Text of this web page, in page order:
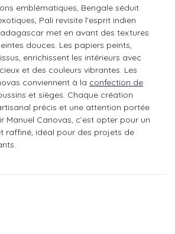
emblématiques, Bengale séduit
Pali revisite l’esprit indien
met en avant des textures
douces. Les papiers peints,
enrichissent les intérieurs avec
et des couleurs vibrantes. Les
conviennent à la confection de
et sièges. Chaque création
précis et une attention portée
Manuel Canovas, c’est opter pour un
raffiné, idéal pour des projets de